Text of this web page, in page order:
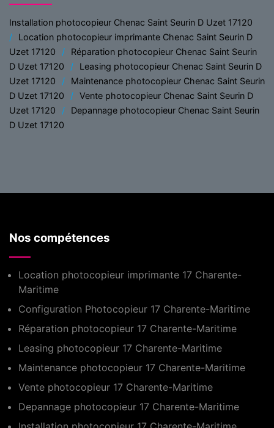
Installation photocopieur Chenac Saint Seurin D Uzet 17120
Location photocopieur imprimante Chenac Saint Seurin D
Uzet 17120
Réparation photocopieur Chenac Saint Seurin
D Uzet 17120
Leasing photocopieur Chenac Saint Seurin D
Uzet 17120
Maintenance photocopieur Chenac Saint Seurin
D Uzet 17120
Vente photocopieur Chenac Saint Seurin D
Uzet 17120
Depannage photocopieur Chenac Saint Seurin
D Uzet 17120
Nos compétences
Location photocopieur imprimante 17 Charente-
Maritime
Configuration Photocopieur 17 Charente-Maritime
Réparation photocopieur 17 Charente-Maritime
Leasing photocopieur 17 Charente-Maritime
Maintenance photocopieur 17 Charente-Maritime
Vente photocopieur 17 Charente-Maritime
Depannage photocopieur 17 Charente-Maritime